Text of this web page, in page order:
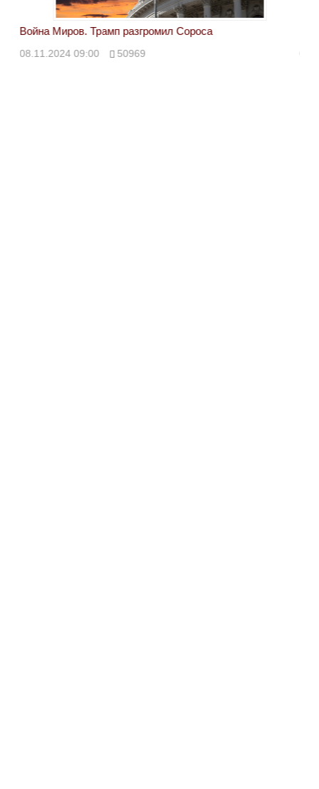
Война Миров. Трамп разгромил Сороса
08.11.2024 09:00 50969